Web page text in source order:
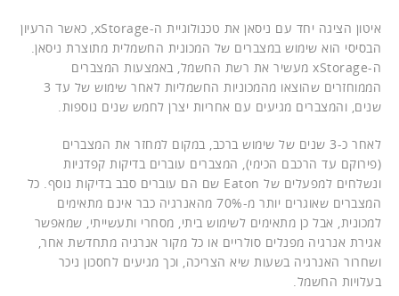
איטון הציגה יחד עם ניסאן את טכנולוגיית ה-xStorage, כאשר הרעיון
הבסיסי הוא שימוש במצברים של המכונית החשמלית מתוצרת ניסאן.
ה-xStorage מעשיר את רשת החשמל, באמצעות המצברים
הממוחזרים שהוצאו מהמכוניות החשמליות לאחר שימוש של עד 3
שנים, והמצברים מגיעים עם אחריות יצרן לחמש שנים נוספות.
לאחר כ-3 שנים של שימוש ברכב, במקום למחזר את המצברים
(פירוקם עד הרכבם הכימי), המצברים עוברים בדיקות קפדניות
ונשלחים למפעלים של Eaton שם הם עוברים סבב בדיקות נוסף. כל
המצברים שאוגרים יותר מ-70% מהאנרגיה כבר אינם מתאימים
למכונית, אבל כן מתאימים לשימוש ביתי, מסחרי ותעשייתי, שמאפשר
אגירת אנרגיה מפנלים סולריים או כל מקור אנרגיה מתחדשת אחר,
ושחרור האנרגיה בשעות שיא הצריכה, וכך מגיעים לחסכון ניכר
בעלויות החשמל.